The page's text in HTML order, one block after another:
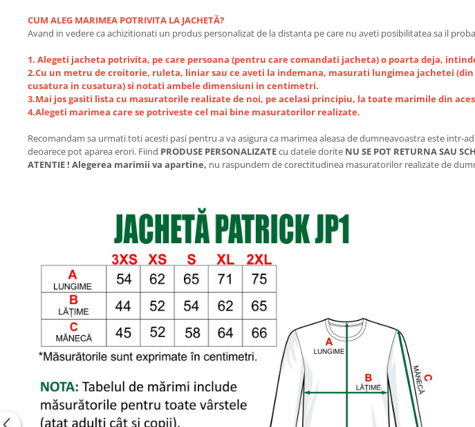
CUM ALEG MARIMEA POTRIVITA LA JACHETĂ?
Avand in vedere ca achizitionati un produs personalizat de la distanta pe care nu aveti posibilitatea sa il
1. Alegeti jacheta potrivita, pe care persoana (pentru care comandati jacheta) o poarta deja,
2.Cu un metru de croitorie, ruleta, liniar sau ce aveti la indemana, masurati lungimea jachetei
cusatura in cusatura) si notati ambele dimensiuni in centimetri.
3.Mai jos gasiti lista cu masuratorile realizate de noi, pe acelasi principiu, la toate marimile din
4.Alegeti marimea care se potriveste cel mai bine masuratorilor realizate.
Recomandam sa urmati toti acesti pasi pentru a va asigura ca marimea aleasa de dumneavoastra este
deoarece pot aparea erori. Fiind PRODUSE PERSONALIZATEcu datele dorite NU SE POT RETURNA SAU
ATENTIE ! Alegerea marimii va apartine, nu raspundem de corectitudinea masuratorilor realizate de